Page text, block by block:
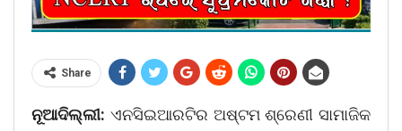
Share
ନୂଆଦିଲ୍ଲୀ: ଏନସିଇଆରଟିର ଅଷ୍ଟମ ଶ୍ରେଣୀ ସାମାଜିକ